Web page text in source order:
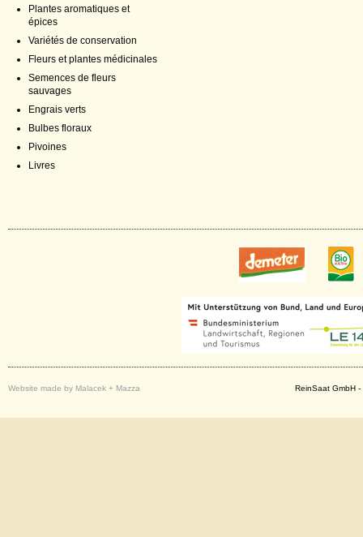
Plantes aromatiques et
épices
Variétés de conservation
Fleurs et plantes médicinales
Semences de fleurs
sauvages
Engrais verts
Bulbes floraux
Pivoines
Livres
Website made by Malacek + Mazza ReinSaat GmbH